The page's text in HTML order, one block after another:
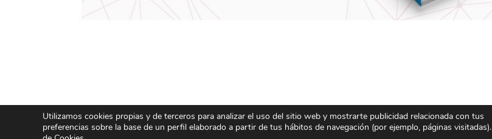
Utilizamos cookies propias y de terceros para analizar el uso del sitio web y mostrarte publicidad relacionada con tus
preferencias sobre la base de un perfil elaborado a partir de tus hábitos de navegación (por ejemplo, páginas visitadas).